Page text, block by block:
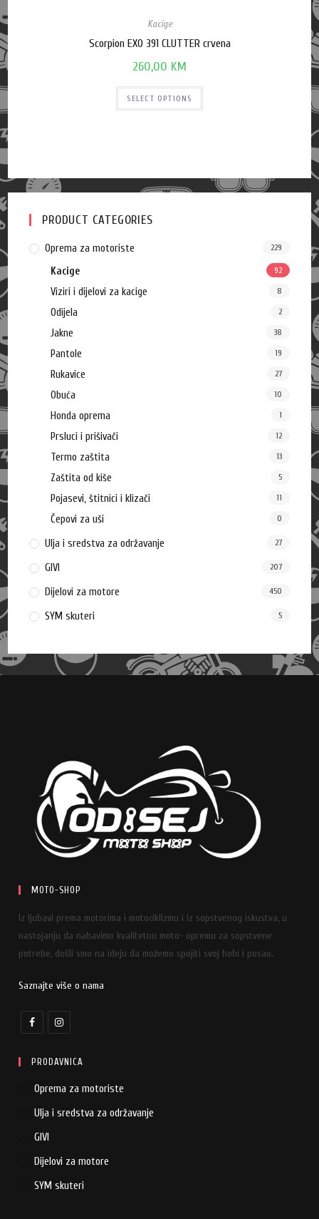
Kacige
Scorpion EXO 391 CLUTTER crvena
260,00 KM
SELECT OPTIONS
PRODUCT CATEGORIES
Oprema za motoriste 229
Kacige 92
Viziri i dijelovi za kacige 8
Odijela 2
Jakne 38
Pantole 19
Rukavice 27
Obuća 10
Honda oprema 1
Prsluci i prišivači 12
Termo zaštita 13
Zaštita od kiše 5
Pojasevi, štitnici i klizači 11
Čepovi za uši 0
Ulja i sredstva za održavanje 27
GIVI 207
Dijelovi za motore 450
SYM skuteri 5
MOTO-SHOP
Iz ljubavi prema motorima i motociklizmu i iz sopstvenog iskustva, u
nastojanju da nabavimo kvalitetnu moto- opremu za sopstvene
potrebe, došli smo na ideju da možemo spojiti svoj hobi i posao.
Saznajte više o nama
PRODAVNICA
Oprema za motoriste
Ulja i sredstva za održavanje
GIVI
Dijelovi za motore
SYM skuteri